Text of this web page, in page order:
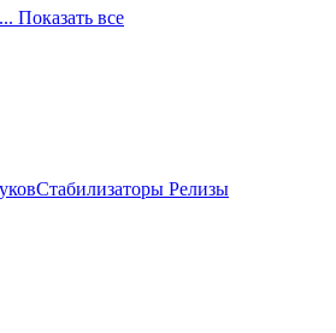
... Показать все
Стабилизаторы Релизы